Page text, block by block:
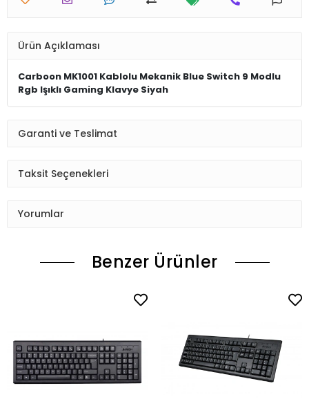
Ürün Açıklaması
Carboon MK1001 Kablolu Mekanik Blue Switch 9 Modlu
Rgb Işıklı Gaming Klavye Siyah
Garanti ve Teslimat
Taksit Seçenekleri
Yorumlar
Benzer Ürünler